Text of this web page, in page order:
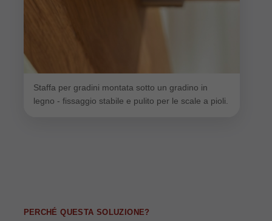
Staffa per gradini montata sotto un gradino in
legno - fissaggio stabile e pulito per le scale a pioli.
PERCHÉ QUESTA SOLUZIONE?